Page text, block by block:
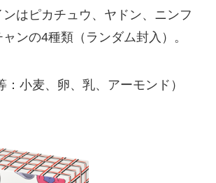
はピカチュウ、ヤドン、ニンフ
ンの4種類（ランダム封入）。
：小麦、卵、乳、アーモンド）